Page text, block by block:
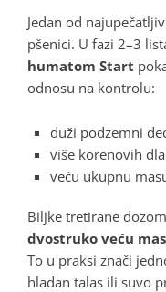
Jedan od
pšenici. U fazi 2–3
humatom Start
odnosu na kontrolu:
duži podzemni
više korenovih
veću ukupnu
Biljke tretirane
dvostruko veću
To u praksi znači
hladan talas ili suvo